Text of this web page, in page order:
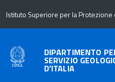
Istituto Superiore per la Protezione
DIPARTIMENTO
SERVIZIO
D’ITALIA